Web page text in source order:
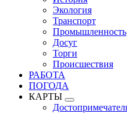
Экология
Транспорт
Промышленность
Досуг
Торги
Происшествия
РАБОТА
ПОГОДА
КАРТЫ